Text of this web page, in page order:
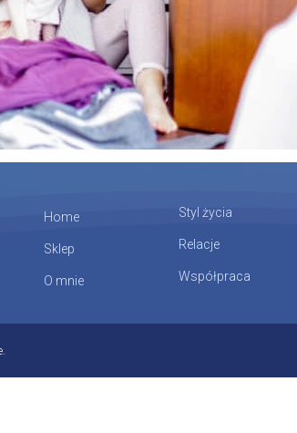
Home
Sklep
O mnie
Styl życia
Relacje
Współpraca